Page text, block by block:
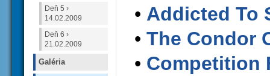
Deň 5 ›
14.02.2009
Deň 6 ›
21.02.2009
Galéria
• Addicted To
• The Condor
• Competition